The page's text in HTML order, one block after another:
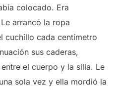
colocado. Era
arrancó la ropa
cuchillo cada centímetro
sus caderas,
el cuerpo y la silla. Le
sola vez y ella mordió la